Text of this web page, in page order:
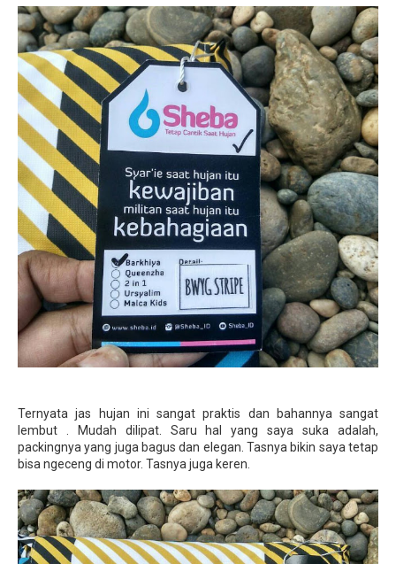
Ternyata jas hujan ini sangat praktis dan bahannya sangat
lembut . Mudah dilipat. Saru hal yang saya suka adalah,
packingnya yang juga bagus dan elegan. Tasnya bikin saya tetap
bisa ngeceng di motor. Tasnya juga keren.